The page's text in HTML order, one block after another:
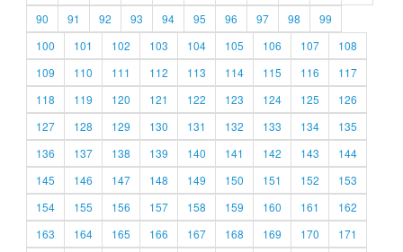
90
91 92 93 94 95 96 97 98
99
100
101 102 103 104 105 106 107
108
109
110 111 112 113 114 115 116
117
118
119 120 121 122 123 124 125
126
127
128 129 130 131 132 133 134
135
136
137 138 139 140 141 142 143
144
145
146 147 148 149 150 151 152
153
154
155 156 157 158 159 160 161
162
163
164 165 166 167 168 169 170
171